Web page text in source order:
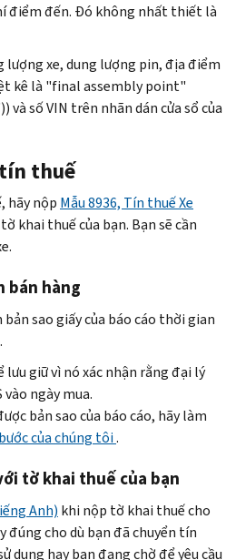
điểm đến. Đó không nhất thiết là
xe, dung lượng pin, địa điểm
kê là "final assembly point"
số VIN trên nhãn dán cửa sổ của
tín thuế
hãy nộp Mẫu 8936, Tín thuế Xe
khai thuế của bạn. Bạn sẽ cần
bán hàng
sao giấy của báo cáo thời gian
lưu giữ vì nó xác nhận rằng đại lý
vào ngày mua.
bản sao của báo cáo, hãy làm
của chúng tôi.
tờ khai thuế của bạn
Anh) khi nộp tờ khai thuế cho
đúng cho dù bạn đã chuyển tín
dụng hay bạn đang chờ để yêu cầu